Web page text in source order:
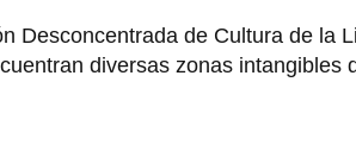
Desconcentrada de Cultura de la
diversas zonas intangibles